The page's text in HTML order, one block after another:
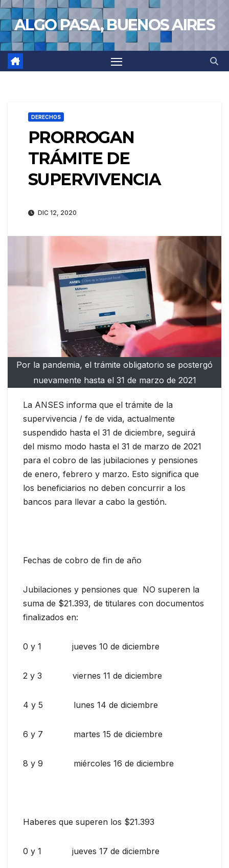
Saltar
al
contenido
ALGO PASA, BUENOS AIRES
DERECHOS
PRORROGAN
TRÁMITE DE
SUPERVIVENCIA
DIC 12, 2020
Por la pandemia, el trámite obligatorio se postergó
nuevamente hasta el 31 de marzo de 2021
La ANSES informa que el trámite de la
supervivencia / fe de vida, actualmente
suspendido hasta el 31 de diciembre, seguirá
del mismo modo hasta el 31 de marzo de 2021
para el cobro de las jubilaciones y pensiones
de enero, febrero y marzo. Esto significa que
los beneficiarios no deben concurrir a los
bancos para llevar a cabo la gestión.
Fechas de cobro de fin de año
Jubilaciones y pensiones que NO superen la
suma de $21.393, de titulares con documentos
finalizados en:
0 y 1 jueves 10 de diciembre
2 y 3 viernes 11 de diciembre
4 y 5 lunes 14 de diciembre
6 y 7 martes 15 de diciembre
8 y 9 miércoles 16 de diciembre
Haberes que superen los $21.393
0 y 1 jueves 17 de diciembre